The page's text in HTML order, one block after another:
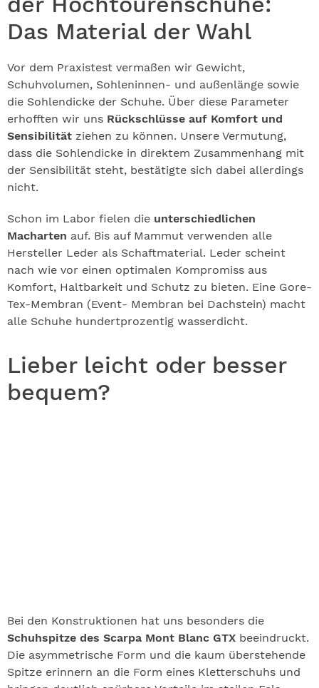
Das Material der Wahl
Vor dem Praxistest vermaßen wir Gewicht,
Schuhvolumen, Sohleninnen- und außenlänge sowie
die Sohlendicke der Schuhe. Über diese Parameter
erhofften wir uns Rückschlüsse auf Komfort und
Sensibilität ziehen zu können. Unsere Vermutung,
dass die Sohlendicke in direktem Zusammenhang mit
der Sensibilität steht, bestätigte sich dabei allerdings
nicht.
Schon im Labor fielen die unterschiedlichen
Macharten auf. Bis auf Mammut verwenden alle
Hersteller Leder als Schaftmaterial. Leder scheint
nach wie vor einen optimalen Kompromiss aus
Komfort, Haltbarkeit und Schutz zu bieten. Eine Gore-
Tex-Membran (Event- Membran bei Dachstein) macht
alle Schuhe hundertprozentig wasserdicht.
Lieber leicht oder besser
bequem?
Bei den Konstruktionen hat uns besonders die
Schuhspitze des Scarpa Mont Blanc GTX beeindruckt.
Die asymmetrische Form und die kaum überstehende
Spitze erinnern an die Form eines Kletterschuhs und